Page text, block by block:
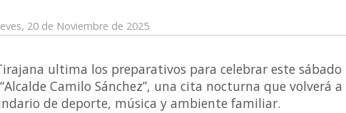
20 de Noviembre de 2025
ultima los preparativos para celebrar este sábado
Camilo Sánchez”, una cita nocturna que volverá
de deporte, música y ambiente familiar.